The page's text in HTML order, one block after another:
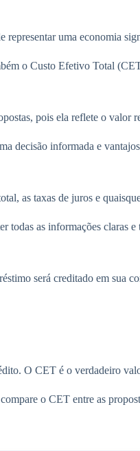
representar uma economia
o Custo Efetivo Total
pois ela reflete o valor
decisão informada e
as taxas de juros e
todas as informações claras e
será creditado em sua
O CET é o verdadeiro
o CET entre as